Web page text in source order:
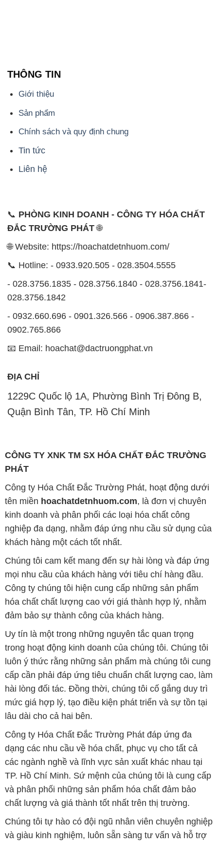
THÔNG TIN
Giới thiệu
Sản phẩm
Chính sách và quy định chung
Tin tức
Liên hệ
📞 PHÒNG KINH DOANH - CÔNG TY HÓA CHẤT
ĐẮC TRƯỜNG PHÁT🌐
🌐 Website: https://hoachatdetnhuom.com/
📞 Hotline: - 0933.920.505 - 028.3504.5555
- 028.3756.1835 - 028.3756.1840 - 028.3756.1841-
028.3756.1842
- 0932.660.696 - 0901.326.566 - 0906.387.866 -
0902.765.866
📧 Email: hoachat@dactruongphat.vn
ĐỊA CHỈ
1229C Quốc lộ 1A, Phường Bình Trị Đông B,
Quận Bình Tân, TP. Hồ Chí Minh
CÔNG TY XNK TM SX HÓA CHẤT ĐẮC TRƯỜNG
PHÁT
Công ty Hóa Chất Đắc Trường Phát, hoạt động dưới
tên miền hoachatdetnhuom.com, là đơn vị chuyên
kinh doanh và phân phối các loại hóa chất công
nghiệp đa dạng, nhằm đáp ứng nhu cầu sử dụng của
khách hàng một cách tốt nhất.
Chúng tôi cam kết mang đến sự hài lòng và đáp ứng
mọi nhu cầu của khách hàng với tiêu chí hàng đầu.
Công ty chúng tôi hiện cung cấp những sản phẩm
hóa chất chất lượng cao với giá thành hợp lý, nhằm
đảm bảo sự thành công của khách hàng.
Uy tín là một trong những nguyên tắc quan trọng
trong hoạt động kinh doanh của chúng tôi. Chúng tôi
luôn ý thức rằng những sản phẩm mà chúng tôi cung
cấp cần phải đáp ứng tiêu chuẩn chất lượng cao, làm
hài lòng đối tác. Đồng thời, chúng tôi cố gắng duy trì
mức giá hợp lý, tạo điều kiện phát triển và sự tồn tại
lâu dài cho cả hai bên.
Công ty Hóa Chất Đắc Trường Phát đáp ứng đa
dạng các nhu cầu về hóa chất, phục vụ cho tất cả
các ngành nghề và lĩnh vực sản xuất khác nhau tại
TP. Hồ Chí Minh. Sứ mệnh của chúng tôi là cung cấp
và phân phối những sản phẩm hóa chất đảm bảo
chất lượng và giá thành tốt nhất trên thị trường.
Chúng tôi tự hào có đội ngũ nhân viên chuyên nghiệp
và giàu kinh nghiệm, luôn sẵn sàng tư vấn và hỗ trợ